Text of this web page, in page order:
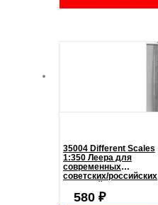
35004 Different Scales
1:350 Леера для
современных
советских/российских
кораблей
580 ₽